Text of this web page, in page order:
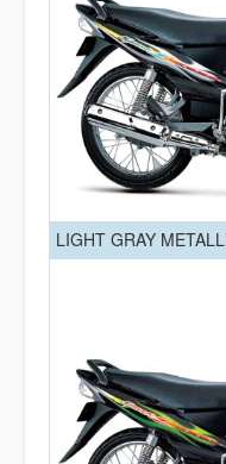
LIGHT GRAY